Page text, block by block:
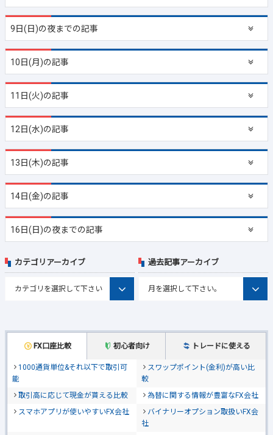
9日(日)の夜までの記事
10日(月)の記事
11日(火)の記事
12日(水)の記事
13日(木)の記事
14日(金)の記事
16日(日)の夜までの記事
FX口座比較 初心者向け トレードに使える
1000通貨単位&それ以下で取引可
能
スワップポイント(金利)が高い比
較
取引高に応じて現金が貰える比較
為替に関する情報が豊富なFX会社
スマホアプリが使いやすいFX会社
バイナリーオプション取扱いFX会
社
カテゴリアーカイブ 過去記事アーカイブ